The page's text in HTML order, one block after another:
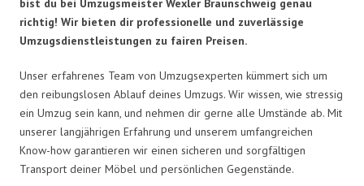
bist du bei Umzugsmeister Wexler Braunschweig genau
richtig! Wir bieten dir professionelle und zuverlässige
Umzugsdienstleistungen zu fairen Preisen.
Unser erfahrenes Team von Umzugsexperten kümmert sich um
den reibungslosen Ablauf deines Umzugs. Wir wissen, wie stressig
ein Umzug sein kann, und nehmen dir gerne alle Umstände ab. Mit
unserer langjährigen Erfahrung und unserem umfangreichen
Know-how garantieren wir einen sicheren und sorgfältigen
Transport deiner Möbel und persönlichen Gegenstände.